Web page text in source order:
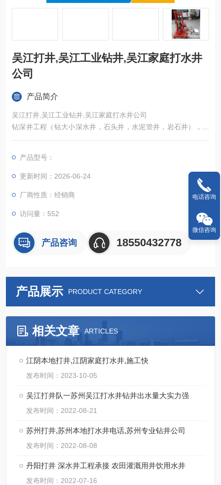
吴江打井,吴江工业钻井,吴江家庭打水井
公司
产品简介
吴江打井,吴江工业钻井,吴江家庭打水井公司
钻深井工程（钻大小深水井，石头井，水泥管井，岩石井），降
水工程（井点降水，基坑降水，管井降水，轻型井点降水工
测），设计安装销售水空调，冷风机，深井泵等
产品型号：
更新时间：2026-06-24
厂商性质：经销商
访问量：552
产品咨询 18550432778
产品展示 PRODUCT CATEGORY
相关文章 ARTICLES
江阴本地打井,江阴家庭打水井,施工快
发布时间：2023-10-05
吴江打井队一苏州吴江打水井钻井出水量大实力强
发布时间：2022-08-21
苏州打井,苏州本地打水井电话,苏州专业钻井公司
发布时间：2022-08-08
丹阳打井 深水井工程承接 农田灌溉用井饮用水井
发布时间：2022-07-16
电话咨询
微信咨询